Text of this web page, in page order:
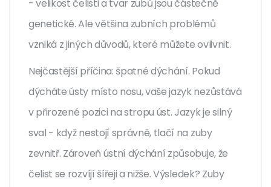
- velikost čelisti a tvar zubů jsou částečně
genetické. Ale většina zubních problémů
vzniká z jiných důvodů, které můžete ovlivnit.
Nejčastější příčina: špatné dýchání. Pokud
dýcháte ústy místo nosu, vaše jazyk nezůstává
v přirozené pozici na stropu úst. Jazyk je silný
sval - když nestojí správně, tlačí na zuby
zevnitř. Zároveň ústní dýchání způsobuje, že
čelist se rozvíjí šířeji a nižše. Výsledek? Zuby